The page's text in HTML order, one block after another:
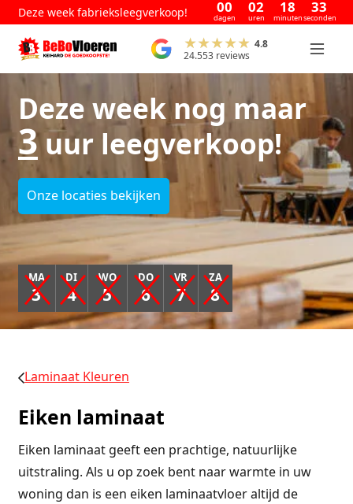
Deze week fabrieksleegverkoop! 00
dagen
02
uren
18
minuten
33
seconden
4.8
24.553 reviews
Deze week nog maar
3uur leegverkoop!
Onze locaties bekijken
MA
3
DI
4
WO
5
DO
6
VR
7
ZA
8
Laminaat Kleuren
Eiken laminaat
Eiken laminaat geeft een prachtige, natuurlijke
uitstraling. Als u op zoek bent naar warmte in uw
woning dan is een eiken laminaatvloer altijd de